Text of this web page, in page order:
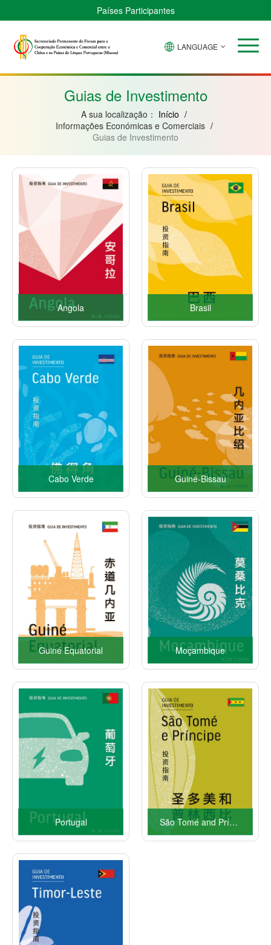
Países Participantes
Verde
Bissau
Guiné
Moçambique
LANGUAGE
Guias de Investimento
A sua localização： Início /
Informações Económicas e Comerciais /
Guias de Investimento
Angola Brasil
Cabo Verde Guiné-Bissau
Guiné Equatorial Moçambique
Portugal São Tomé and Príncipe